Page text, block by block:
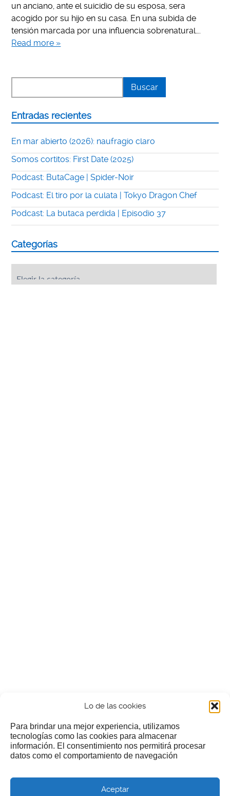
Lo de las cookies
Para brindar una mejor experiencia, utilizamos
tecnologías como las cookies para almacenar
información. El consentimiento nos permitirá procesar
datos como el comportamiento de navegación
Aceptar
un anciano, ante el suicidio de su esposa, sera
acogido por su hijo en su casa. En una subida de
tensión marcada por una influencia sobrenatural….
Read more »
Entradas recientes
En mar abierto (2026): naufragio claro
Somos cortitos: First Date (2025)
Podcast: ButaCage | Spider-Noir
Podcast: El tiro por la culata | Tokyo Dragon Chef
Podcast: La butaca perdida | Episodio 37
Categorías
¿Nos invitas a un cafecillo?
Si te gusta nuestra web puedes echar limosna a estos